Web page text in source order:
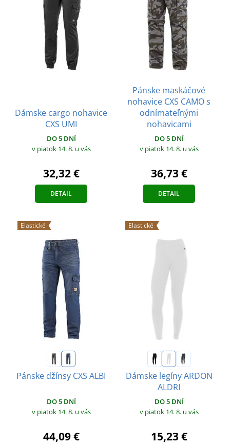
Dámske cargo nohavice
CXS UMI
DO 5 DNÍ
v piatok 14. 8. u vás
32,32 €
DETAIL
Pánske maskáčové
nohavice CXS CAMO s
odnímateľnými
nohavicami
DO 5 DNÍ
v piatok 14. 8. u vás
36,73 €
DETAIL
Elastické
Pánske džínsy CXS ALBI
DO 5 DNÍ
v piatok 14. 8. u vás
44,09 €
Elastické
Dámske legíny ARDON
ALDRI
DO 5 DNÍ
v piatok 14. 8. u vás
15,23 €